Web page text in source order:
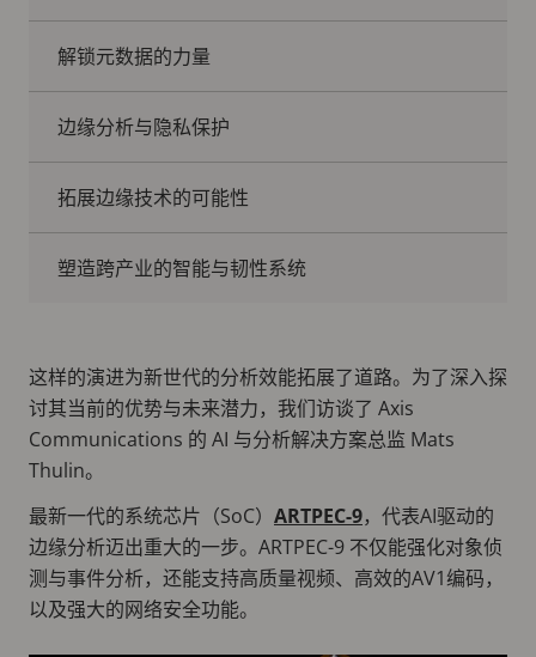
解锁元数据的力量
边缘分析与隐私保护
拓展边缘技术的可能性
塑造跨产业的智能与韧性系统
这样的演进为新世代的分析效能拓展了道路。为了深入探
讨其当前的优势与未来潜力，我们访谈了 Axis
Communications 的 AI 与分析解决方案总监 Mats
Thulin。
最新一代的系统芯片（SoC） ARTPEC-9，代表AI驱动的
边缘分析迈出重大的一步。ARTPEC-9 不仅能强化对象侦
测与事件分析，还能支持高质量视频、高效的AV1编码，
以及强大的网络安全功能。